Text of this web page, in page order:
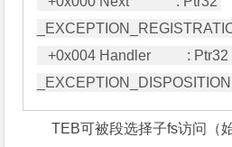
   +0x004 Handler          : Ptr32
TEB可被段选择子fs访问（